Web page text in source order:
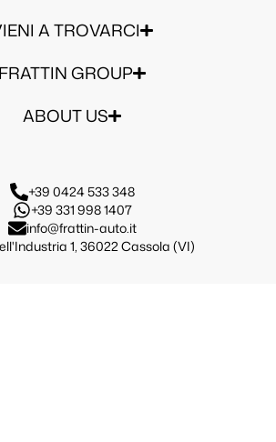
A TROVARCI
FRATTIN GROUP
ABOUT US
+39 0424 533 348
+39 331 998 1407
info@frattin-auto.it
1, 36022 Cassola (VI)